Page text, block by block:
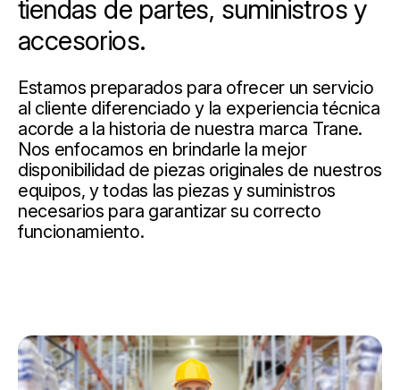
tiendas de partes, suministros y
accesorios.
Estamos preparados para ofrecer un servicio
al cliente diferenciado y la experiencia técnica
acorde a la historia de nuestra marca Trane.
Nos enfocamos en brindarle la mejor
disponibilidad de piezas originales de nuestros
equipos, y todas las piezas y suministros
necesarios para garantizar su correcto
funcionamiento.